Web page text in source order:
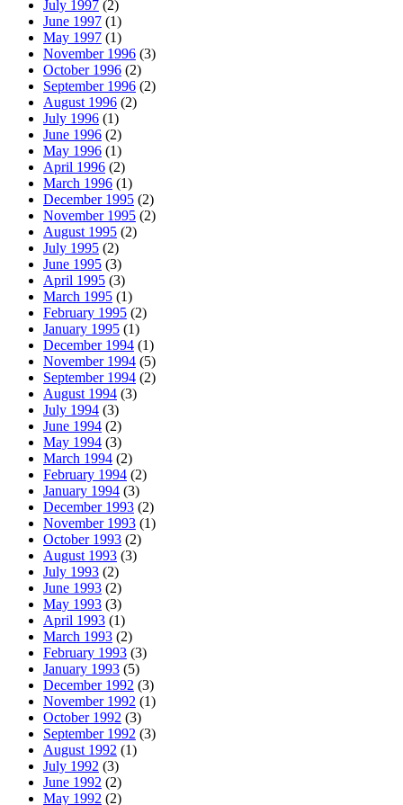
July 1997 (2)
June 1997 (1)
May 1997 (1)
November 1996 (3)
October 1996 (2)
September 1996 (2)
August 1996 (2)
July 1996 (1)
June 1996 (2)
May 1996 (1)
April 1996 (2)
March 1996 (1)
December 1995 (2)
November 1995 (2)
August 1995 (2)
July 1995 (2)
June 1995 (3)
April 1995 (3)
March 1995 (1)
February 1995 (2)
January 1995 (1)
December 1994 (1)
November 1994 (5)
September 1994 (2)
August 1994 (3)
July 1994 (3)
June 1994 (2)
May 1994 (3)
March 1994 (2)
February 1994 (2)
January 1994 (3)
December 1993 (2)
November 1993 (1)
October 1993 (2)
August 1993 (3)
July 1993 (2)
June 1993 (2)
May 1993 (3)
April 1993 (1)
March 1993 (2)
February 1993 (3)
January 1993 (5)
December 1992 (3)
November 1992 (1)
October 1992 (3)
September 1992 (3)
August 1992 (1)
July 1992 (3)
June 1992 (2)
May 1992 (2)